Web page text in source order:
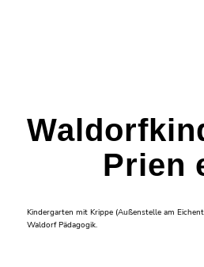
Prien
Kindergarten mit Krippe (Außenstelle am
Waldorf Pädagogik.